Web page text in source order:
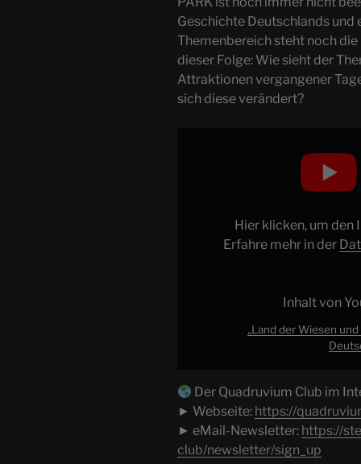
Geschichte Deutschlands und
Themenbereich steht noch die
dieser Folge: Wie sieht der
Attraktionen vergangener
sich diese verändert?
Deutscher
Bereich,
Teil
3
Hier klicken, um den
Erfahre mehr in der
Inhalt von
„Land der Wiesen
Der Quadruvium Club im
► Webseite: https://
► eMail-Newsletter: https://
club/newsletter/sign_up